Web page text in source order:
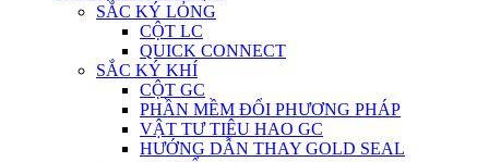
SẮC KÝ LỎNG
CỘT LC
QUICK CONNECT
SẮC KÝ KHÍ
CỘT GC
PHẦN MỀM ĐỔI PHƯƠNG PHÁP
VẬT TƯ TIÊU HAO GC
HƯỚNG DẪN THAY GOLD SEAL